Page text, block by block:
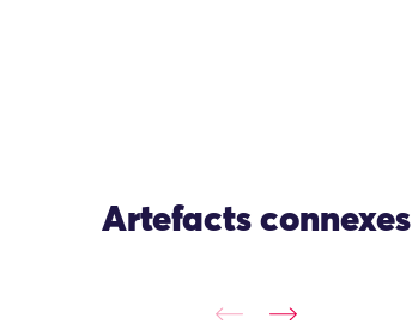
Artefacts connexes